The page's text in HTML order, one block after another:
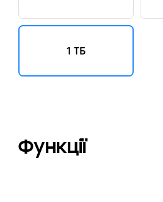
1 ТБ
Функції